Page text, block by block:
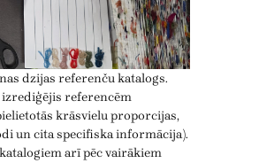
dzijas referenču katalogs.
izrediģējis referencēm
krāsvielu proporcijas,
un cita specifiska informācija).
arī pēc vairākiem